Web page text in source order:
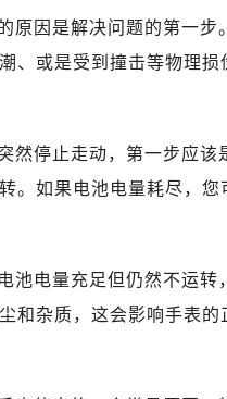
区宝洲路729号浦西万达中
安区中山东路39号勒泰中心
区新华东道100号万达广场
区东海大道1800号腾达中
区呼和浩特市玉泉区大学西
原因是解决问题的第一
、或是受到撞击等物理
然停止走动，第一步应
。如果电池电量耗尽，
池电量充足但仍然不运
和杂质，这会影响手表